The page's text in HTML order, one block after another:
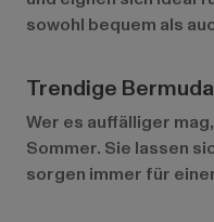
sowohl bequem als
Trendige
Wer es auffälliger
Sommer. Sie lassen
sorgen immer für